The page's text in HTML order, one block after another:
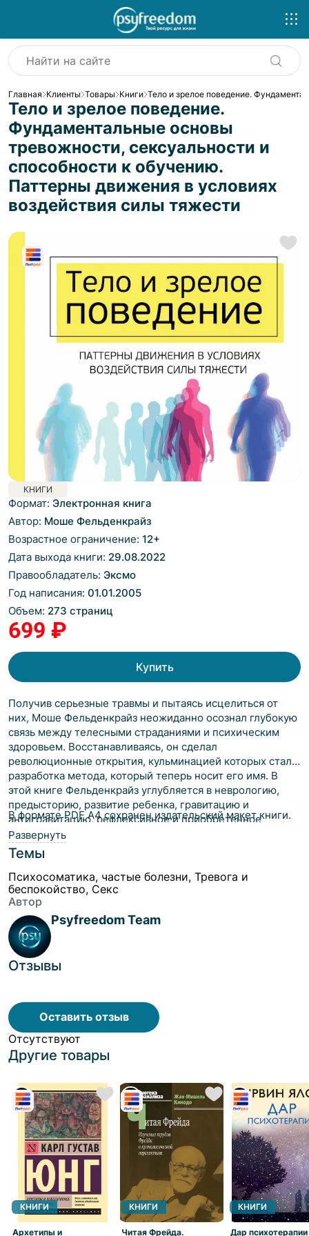
Главная Клиенты Товары Книги Тело и зрелое поведение.
Тело и зрелое поведение.
Фундаментальные основы
тревожности, сексуальности и
способности к обучению.
Паттерны движения в условиях
воздействия силы тяжести
КНИГИ
Формат: Электронная книга
Автор: Моше Фельденкрайз
Возрастное ограничение: 12+
Дата выхода книги: 29.08.2022
Правообладатель: Эксмо
Год написания: 01.01.2005
Объем: 273 страниц
699 ₽
Купить
Получив серьезные травмы и пытаясь исцелиться от
них, Моше Фельденкрайз неожиданно осознал глубокую
связь между телесными страданиями и психическим
здоровьем. Восстанавливаясь, он сделал
революционные открытия, кульминацией которых стала
разработка метода, который теперь носит его имя. В
этой книге Фельденкрайз углубляется в неврологию,
предысторию, развитие ребенка, гравитацию и
антигравитацию, рефлексивное и приобретенное
поведение, влияние эмоций, особенно беспокойства, на
осанку и, самое главное, неразрывность тела и разума.
В формате PDF A4 сохранен издательский макет книги.
Развернуть
Темы
Психосоматика, частые болезни, Тревога и
беспокойство, Секс
Автор
Psyfreedom Team
Отзывы
Оставить отзыв
Отсутствуют
Другие товары
КНИГИ
Архетипы и
КНИГИ
Читая Фрейда.
КНИГИ
Дар психотерапии